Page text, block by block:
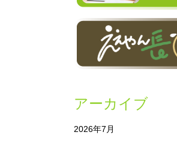
アーカイブ
2026年7月